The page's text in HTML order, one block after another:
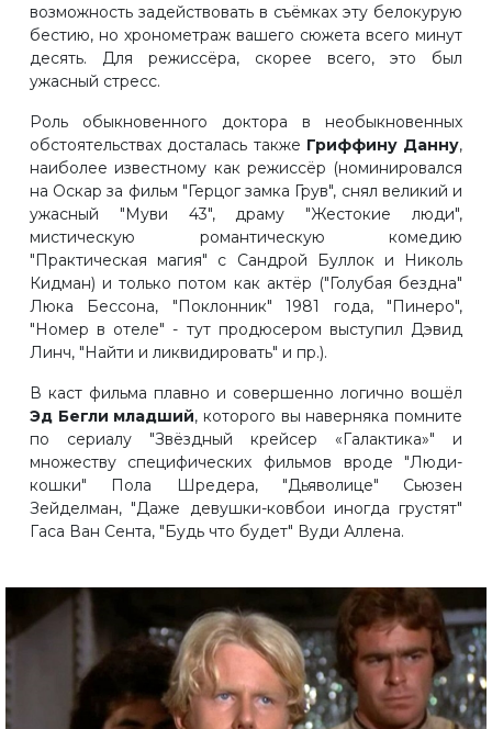
возможность задействовать в съёмках эту белокурую
бестию, но хронометраж вашего сюжета всего минут
десять. Для режиссёра, скорее всего, это был
ужасный стресс.
Роль обыкновенного доктора в необыкновенных
обстоятельствах досталась также Гриффину Данну,
наиболее известному как режиссёр (номинировался
на Оскар за фильм "Герцог замка Грув", снял великий и
ужасный "Муви 43", драму "Жестокие люди",
мистическую романтическую комедию
"Практическая магия" с Сандрой Буллок и Николь
Кидман) и только потом как актёр ("Голубая бездна"
Люка Бессона, "Поклонник" 1981 года, "Пинеро",
"Номер в отеле" - тут продюсером выступил Дэвид
Линч, "Найти и ликвидировать" и пр.).
В каст фильма плавно и совершенно логично вошёл
Эд Бегли младший, которого вы наверняка помните
по сериалу "Звёздный крейсер «Галактика»" и
множеству специфических фильмов вроде "Люди-
кошки" Пола Шредера, "Дьяволице" Сьюзен
Зейделман, "Даже девушки-ковбои иногда грустят"
Гаса Ван Сента, "Будь что будет" Вуди Аллена.